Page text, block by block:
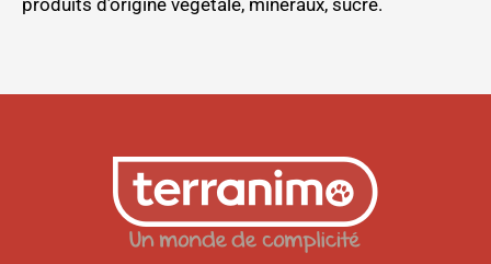
produits d’origine végétale, minéraux, sucre.